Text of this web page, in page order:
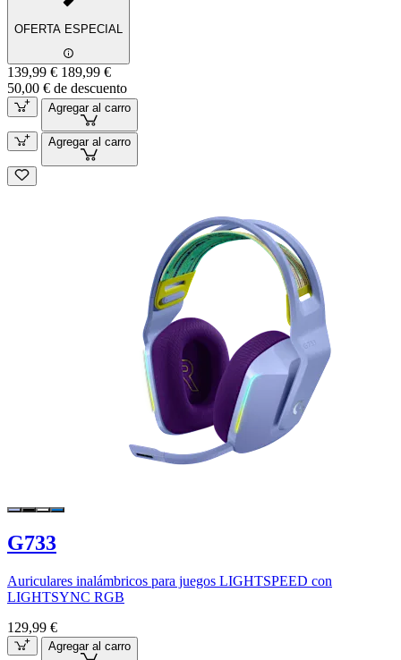
OFERTA ESPECIAL
139,99 € 189,99 €
50,00 € de descuento
Agregar al carro
Agregar al carro
G733
Auriculares inalámbricos para juegos LIGHTSPEED con
LIGHTSYNC RGB
129,99 €
Agregar al carro